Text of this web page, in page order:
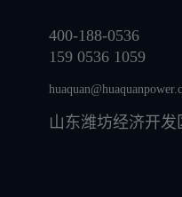
400-188-0536
159 0536 1059
山东潍坊经济开发